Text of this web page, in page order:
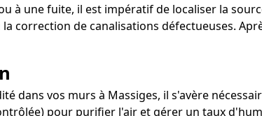
à une fuite, il est impératif de localiser la
correction de canalisations défectueuses.
dans vos murs à Massiges, il s'avère
pour purifier l'air et gérer un taux